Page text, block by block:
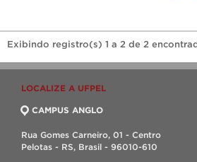
Exibindo registro(s) 1 a 2 de 2
LOCALIZE A UFPEL
CAMPUS ANGLO
Rua Gomes Carneiro, 01 - Centro
Pelotas - RS, Brasil - 96010-610